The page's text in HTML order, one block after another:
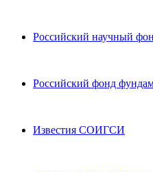
Российский научный
Российский фонд
Известия СОИГСИ